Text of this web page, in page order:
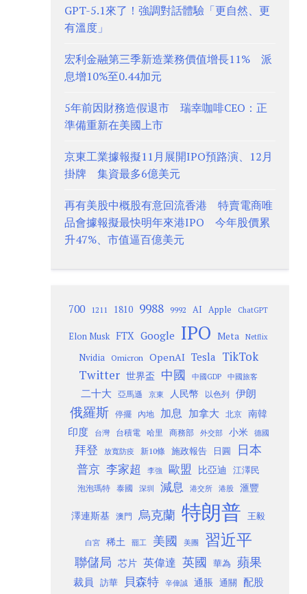
GPT-5.1來了！強調對話體驗「更自然、更
有溫度」
宏利金融第三季新造業務價值增長11% 派
息增10%至0.44加元
5年前因財務造假退市 瑞幸咖啡CEO：正
準備重新在美國上市
京東工業據報擬11月展開IPO預路演、12月
掛牌 集資最多6億美元
再有美股中概股有意回流香港 特賣電商唯
品會據報擬最快明年來港IPO 今年股價累
升47%、市值逼百億美元
700 1211 1810 9988 9992 AI Apple ChatGPT
Elon Musk FTX Google IPO Meta Netflix
Nvidia Omicron OpenAI Tesla TikTok
Twitter 世界盃 中國 中國GDP 中國旅客
二十大 亞馬遜 京東 人民幣 以色列 伊朗
俄羅斯 停擺 內地 加息 加拿大 北京
南韓
印度
台灣 台積電 哈里 商務部 外交部 小米 德國
拜登 放寬防疫 新10條 施政報告 日圓 日本
普京 李家超 李強 歐盟 比亞迪 江澤民
泡泡瑪特 泰國 深圳 減息 港交所 港股 滙豐
澤連斯基 澳門 烏克蘭 特朗普 王毅
白宮 稀土 罷工 美國 美團 習近平
聯儲局 芯片 英偉達 英國 華為 蘋果
裁員 訪華 貝森特 辛偉誠 通脹 通關 配股